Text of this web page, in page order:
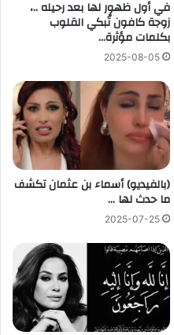
في أول ظهور لها بعد رحيله ..،
زوجة كافون تُبكي القلوب
بكلمات مؤثرة…
2025-08-05
(بالفيديو) أسماء بن عثمان تكشف
ما حدث لها …
2025-07-25